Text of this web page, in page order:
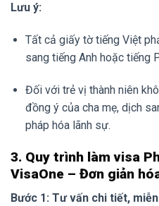
Lưu ý:
Tất cả giấy tờ tiếng Việt
sang tiếng Anh hoặc tiếng
Đối với trẻ vị thành niên
đồng ý của cha mẹ, dịch
pháp hóa lãnh sự.
3. Quy trình làm visa
VisaOne – Đơn giản
Bước 1: Tư vấn chi tiết,